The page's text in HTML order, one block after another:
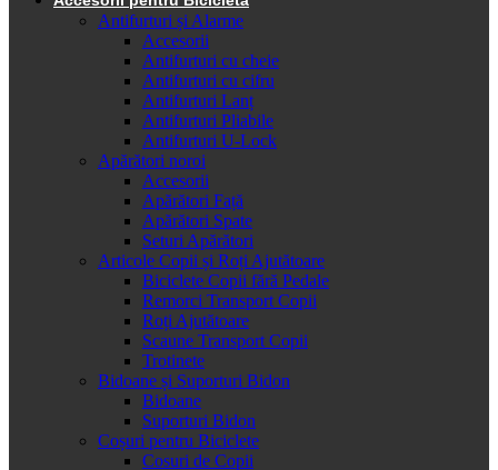
Antifurturi și Alarme
Accesorii
Antifurturi cu cheie
Antifurturi cu cifru
Antifurturi Lanț
Antifurturi Pliabile
Antifurturi U-Lock
Apărători noroi
Accesorii
Apărători Față
Apărători Spate
Seturi Apărători
Articole Copii și Roți Ajutătoare
Biciclete Copii fără Pedale
Remorci Transport Copii
Roți Ajutătoare
Scaune Transport Copii
Trotinete
Bidoane și Suporturi Bidon
Bidoane
Suporturi Bidon
Coșuri pentru Biciclete
Cosuri de Copii